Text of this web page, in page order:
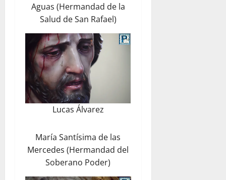
Aguas (Hermandad de la
Salud de San Rafael)
Lucas Álvarez
María Santísima de las
Mercedes (Hermandad del
Soberano Poder)